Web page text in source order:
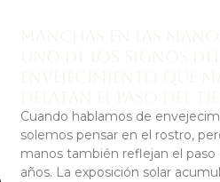
Cuando hablamos de
solemos pensar en el rostro,
manos también reflejan el paso
años. La exposición solar